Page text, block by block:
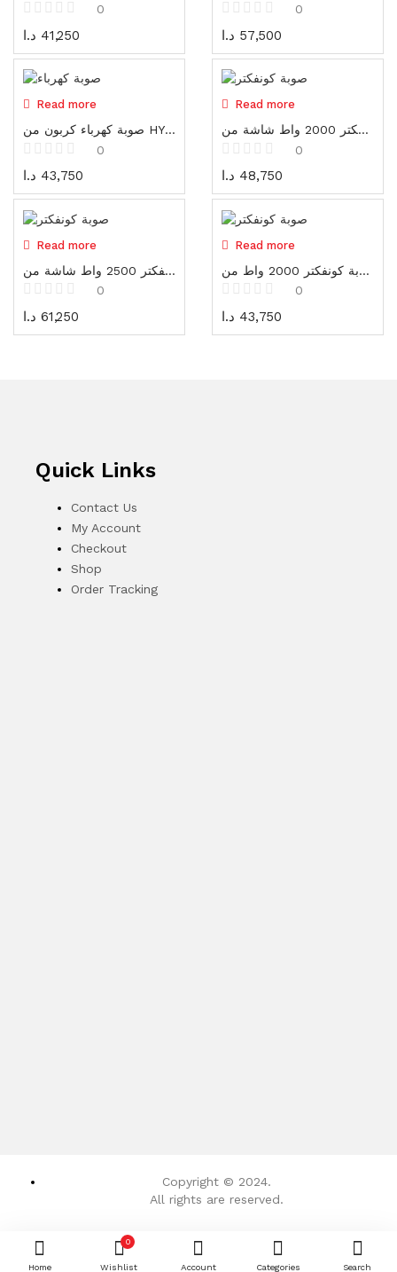
Home
0
Wishlist Account Categories Search
Protectors
25 items
Cones
3 items
Vests / Jackets
Safety Equipment
93 items
Electrical tools
72 items
Measuring tools
73 items
76 items
Automotive
128 items
0
41,250 د.ا
0
57,500 د.ا
Out of stock
Read more
صوبة كهرباء كربون من HYUNDAI
0
43,750 د.ا
Out of stock
Read more
صوبة كهرباء كونفكتر 2000 واط شاشة من HYUNDAI
0
48,750 د.ا
Out of stock
Read more
صوبة كهرباء كونفكتر 2500 واط شاشة من HYUNDAI
0
61,250 د.ا
Out of stock
Read more
صوبة كونفكتر 2000 واط من HYUNDAI
0
43,750 د.ا
Quick Links
Contact Us
My Account
Checkout
Shop
Order Tracking
Copyright © 2024.
All rights are reserved.